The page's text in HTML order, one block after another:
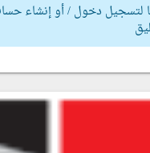
لتسجيل دخول / أو إنشاء